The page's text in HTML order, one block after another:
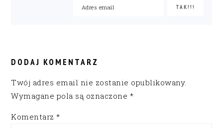
INTERACTIONS
DODAJ KOMENTARZ
Twój adres email nie zostanie opublikowany.
Wymagane pola są oznaczone *
Komentarz*